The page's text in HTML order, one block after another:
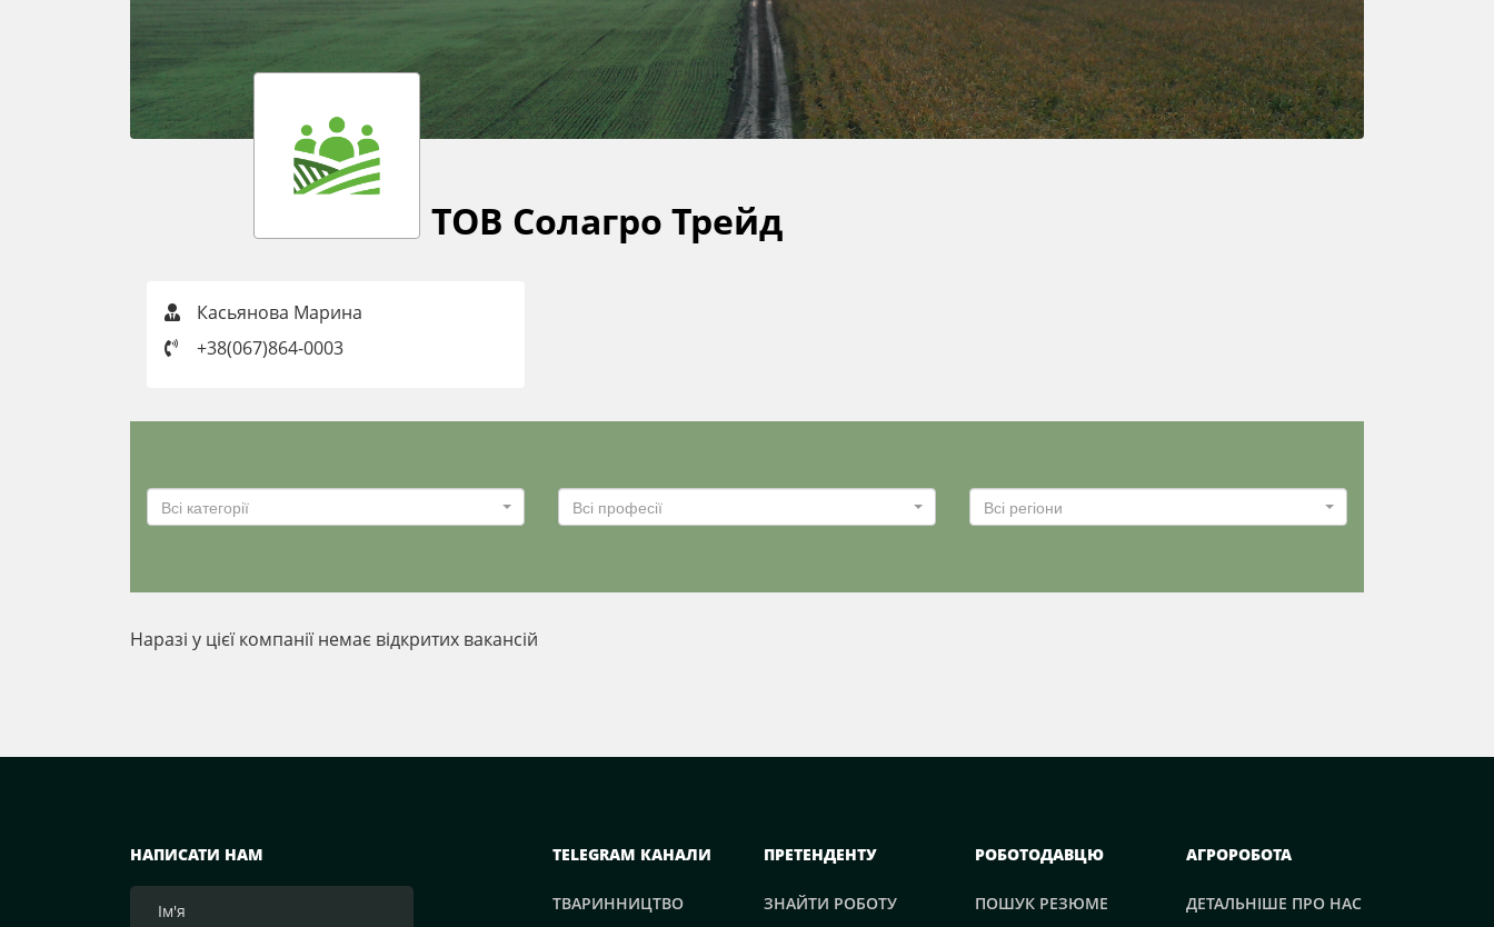
ТОВ Солагро Трейд
Касьянова Марина
+38(067)864-0003
Всі категорії Всі професії Всі регіони
Наразі у цієї компанії немає відкритих вакансій
НАПИСАТИ НАМ TELEGRAM КАНАЛИ
ТВАРИННИЦТВО
ПРЕТЕНДЕНТУ
ЗНАЙТИ РОБОТУ
РОБОТОДАВЦЮ
ПОШУК РЕЗЮМЕ
АГРОРОБОТА
ДЕТАЛЬНІШЕ ПРО НАС